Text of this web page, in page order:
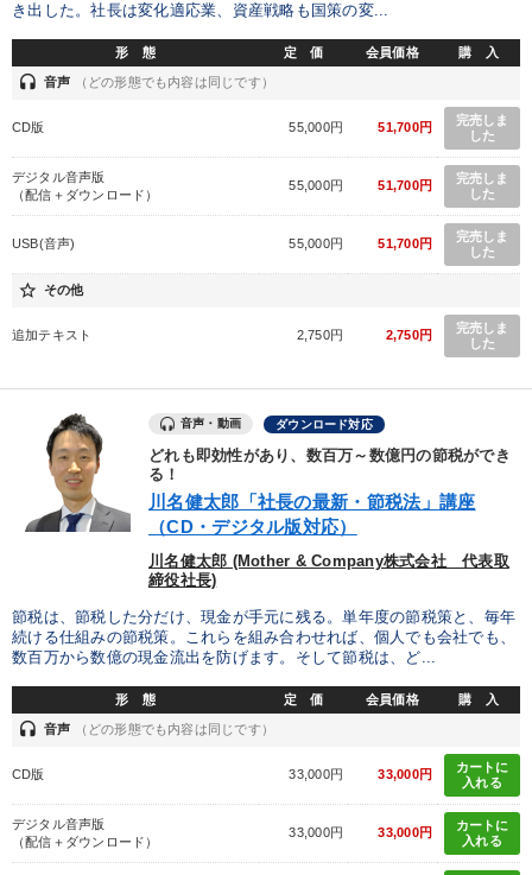
き出した。社長は変化適応業、資産戦略も国策の変...
形 態 定 価 会員価格 購 入
headset 音声 （どの形態でも内容は同じです）
CD版 55,000円 51,700円
完売しま
した
デジタル音声版
（配信＋ダウンロード）
55,000円 51,700円
完売しま
した
USB(音声) 55,000円 51,700円
完売しま
した
star_border その他
追加テキスト 2,750円 2,750円
完売しま
した
音声・動画 ダウンロード対応
どれも即効性があり、数百万～数億円の節税ができ
る！
川名健太郎「社長の最新・節税法」講座
（CD・デジタル版対応）
川名健太郎 (Mother & Company株式会社 代表取
締役社長)
節税は、節税した分だけ、現金が手元に残る。単年度の節税策と、毎年
続ける仕組みの節税策。これらを組み合わせれば、個人でも会社でも、
数百万から数億の現金流出を防げます。そして節税は、ど...
形 態 定 価 会員価格 購 入
headset 音声 （どの形態でも内容は同じです）
CD版 33,000円 33,000円
カートに
入れる
デジタル音声版
（配信＋ダウンロード）
33,000円 33,000円
カートに
入れる